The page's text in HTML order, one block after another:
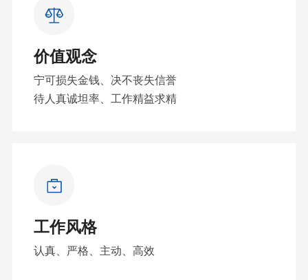
价值观念
宁可损失金钱、决不丧失信誉
待人真诚坦率、工作精益求精
工作风格
认真、严格、主动、高效